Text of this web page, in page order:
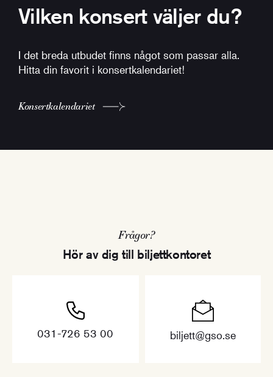
Vilken konsert väljer du?
I det breda utbudet finns något som passar alla.
Hitta din favorit i konsertkalendariet!
Konsertkalendariet
Frågor?
Hör av dig till biljettkontoret
031-726 53 00 biljett@gso.se